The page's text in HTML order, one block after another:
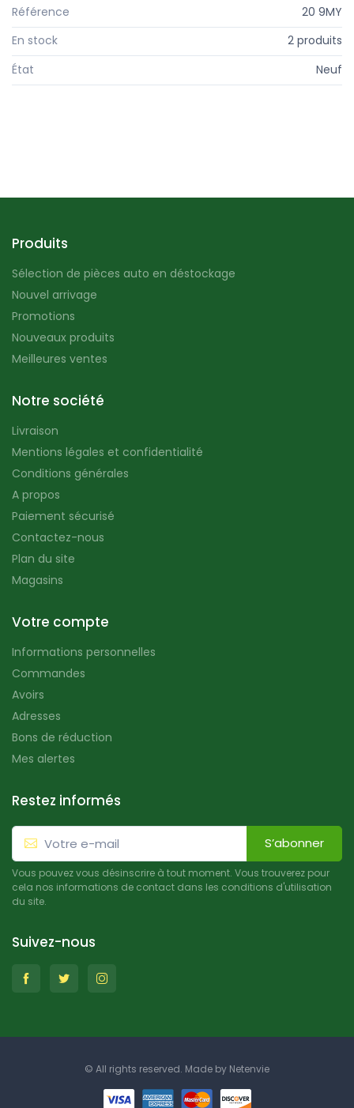
Référence
20 9MY
En stock
2 produits
État
Neuf
Produits
Sélection de pièces auto en déstockage
Nouvel arrivage
Promotions
Nouveaux produits
Meilleures ventes
Notre société
Livraison
Mentions légales et confidentialité
Conditions générales
A propos
Paiement sécurisé
Contactez-nous
Plan du site
Magasins
Votre compte
Informations personnelles
Commandes
Avoirs
Adresses
Bons de réduction
Mes alertes
Restez informés
S’abonner
Vous pouvez vous désinscrire à tout moment. Vous trouverez pour
cela nos informations de contact dans les conditions d'utilisation
du site.
Suivez-nous
© All rights reserved. Made by Netenvie